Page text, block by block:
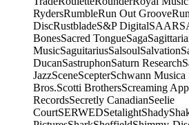
RydersRumbleRun Out Groove
DiscRustbladeS&P DigitalSAAR
BonesSacred TongueSaga
MusicSaguitariusSalsoulSalvation
DucanSastruphonSaturn Research
JazzSceneScepterSchwann Musica
Bros.Scotti BrothersScreaming
RecordsSecretly CanadianSeelie
CourtSERWEDSetalightShady